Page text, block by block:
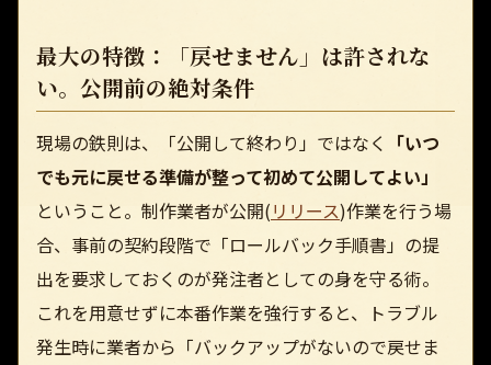
最大の特徴：「戻せません」は許されな
い。公開前の絶対条件
現場の鉄則は、「公開して終わり」ではなく
「いつ
でも元に戻せる準備が整って初めて公開してよい」
ということ。制作業者が公開(リリース)作業を行う場
合、事前の契約段階で「ロールバック手順書」の提
出を要求しておくのが発注者としての身を守る術。
これを用意せずに本番作業を強行すると、トラブル
発生時に業者から「バックアップがないので戻せま